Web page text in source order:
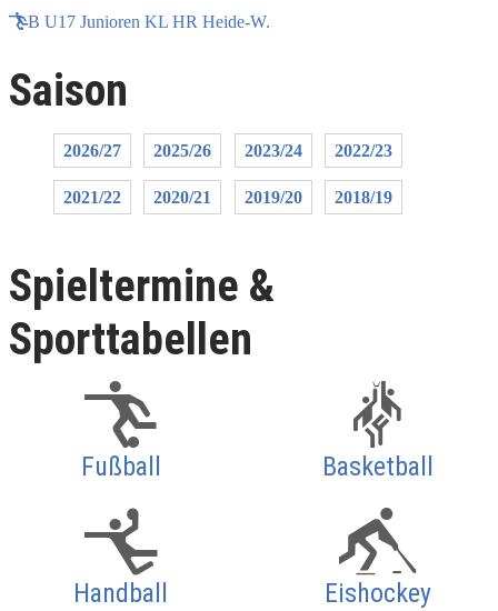
B U17 Junioren KL HR Heide-W.
Saison
2026/27 2025/26 2023/24 2022/23
2021/22 2020/21 2019/20 2018/19
Spieltermine &
Sporttabellen
Fußball Basketball
Handball Eishockey